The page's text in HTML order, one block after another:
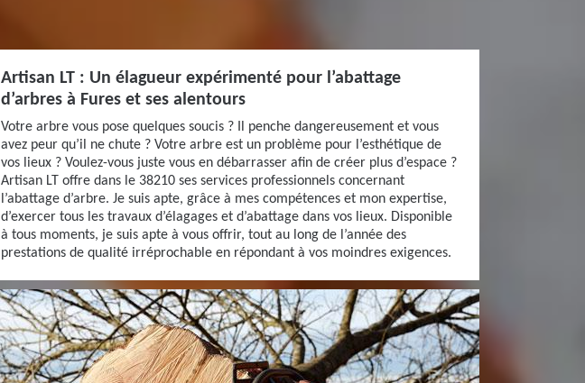
Artisan LT : Un élagueur expérimenté pour l’abattage
d’arbres à Fures et ses alentours
Votre arbre vous pose quelques soucis ? Il penche dangereusement et vous
avez peur qu’il ne chute ? Votre arbre est un problème pour l’esthétique de
vos lieux ? Voulez-vous juste vous en débarrasser afin de créer plus d’espace ?
Artisan LT offre dans le 38210 ses services professionnels concernant
l’abattage d’arbre. Je suis apte, grâce à mes compétences et mon expertise,
d’exercer tous les travaux d’élagages et d’abattage dans vos lieux. Disponible
à tous moments, je suis apte à vous offrir, tout au long de l’année des
prestations de qualité irréprochable en répondant à vos moindres exigences.